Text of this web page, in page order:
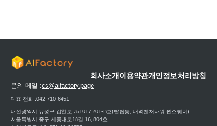
회사소개 이용약관개인정보처리방침
문의 메일 :cs@aifactory.page
대표 전화 :042-710-6451
대전광역시 유성구 갑천로 361017 201-B호(탑립동, 대덕벤처타워 윕스퀘어)
서울특별시 중구 세종대로18길 16, 804호